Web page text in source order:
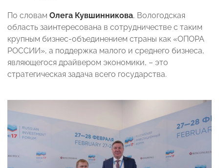
По словам Олега Кувшинникова, Вологодская
область заинтересована в сотрудничестве с таким
крупным бизнес-объединением страны как «ОПОРА
РОССИИ», а поддержка малого и среднего бизнеса,
являющегося драйвером экономики, – это
стратегическая задача всего государства.